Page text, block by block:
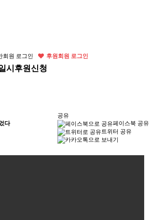
회원 로그인 후원회원 로그인
시후원신청
공유
페이스북 공유
트위터 공유
다